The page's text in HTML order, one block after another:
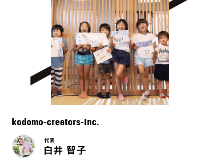
kodomo-creators-inc.
代表
白井 智子